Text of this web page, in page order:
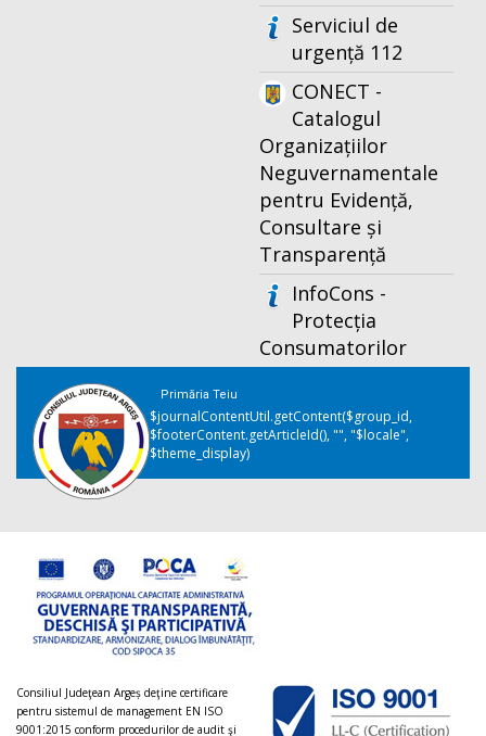
Serviciul de
urgență 112
CONECT -
Catalogul
Organizațiilor
Neguvernamentale
pentru Evidență,
Consultare și
Transparență
InfoCons -
Protecția
Consumatorilor
Primăria Teiu
$journalContentUtil.getContent($group_id,
$footerContent.getArticleId(), "", "$locale",
$theme_display)
Consiliul Judeţean Argeș deţine certificare
pentru sistemul de management EN ISO
9001:2015 conform procedurilor de audit şi